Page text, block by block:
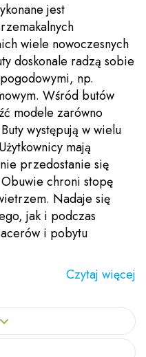
jest
wiele nowoczesnych
doskonale radzą sobie
np.
Wśród butów
modele zarówno
występują w wielu
mają
przedostanie się
chroni stopę
Nadaje się
jak i podczas
i pobytu
Czytaj więcej